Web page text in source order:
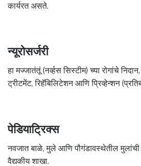
कार्यरत असते.
न्यूरोसर्जरी
हा मज्जातंतूं (नर्व्हस सिस्टीम) च्या रोगांचे
ट्रीटमेंट, रिहॅबिलिटेशन आणि प्रिव्हेन्शन
पेडियाट्रिक्स
नवजात बाळे, मुले आणि पौगंडावस्थेतील मुलांची
वैद्यकीय शाखा.